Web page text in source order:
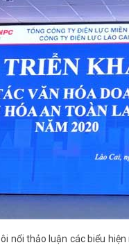
nổi thảo luận các biểu